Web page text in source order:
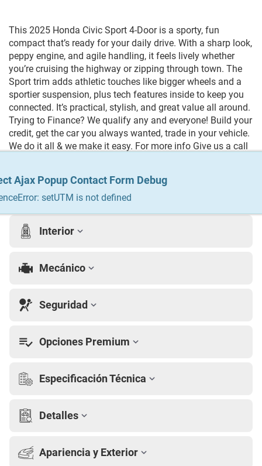
This 2025 Honda Civic Sport 4-Door is a sporty, fun
compact that’s ready for your daily drive. With a sharp look,
peppy engine, and agile handling, it feels lively whether
you’re cruising the highway or zipping through town. The
Sport trim adds athletic touches like bigger wheels and a
sportier suspension, plus tech features inside to keep you
connected. It’s practical, stylish, and great value all around.
Trying to Finance? We qualify any and everyone! Build your
credit, get the car you always wanted, trade in your vehicle.
We do it all & we make it easy. For more info Give us a call
Detalles del Vehículo
Interior
Mecánico
Seguridad
Opciones Premium
Especificación Técnica
Detalles
Apariencia y Exterior
Ajax Popup Contact Form Debug
setUTM is not defined
Ajax Popup Contact Form Debug
setUTM is not defined